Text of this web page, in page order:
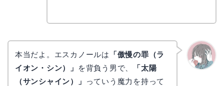
本当だよ。エスカノールは
「傲慢の罪（ラ
イオン・シン）」
を背負う男で、
「太陽
（サンシャイン）」
っていう魔力を持って